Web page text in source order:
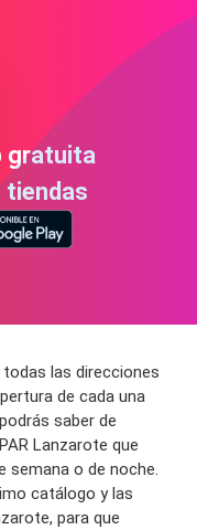
gratuita
tiendas
las direcciones
de cada una
saber de
Lanzarote que
semana o de noche.
catálogo y las
para que